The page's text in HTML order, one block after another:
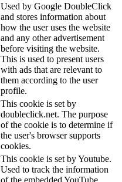
Used by Google DoubleClick
and stores information about
how the user uses the website
and any other advertisement
before visiting the website.
This is used to present users
with ads that are relevant to
them according to the user
profile.
This cookie is set by
doubleclick.net. The purpose
of the cookie is to determine if
the user's browser supports
cookies.
This cookie is set by Youtube.
Used to track the information
of the embedded YouTube